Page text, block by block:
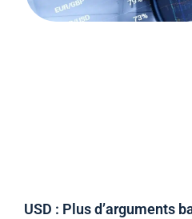
USD : Plus d’arguments